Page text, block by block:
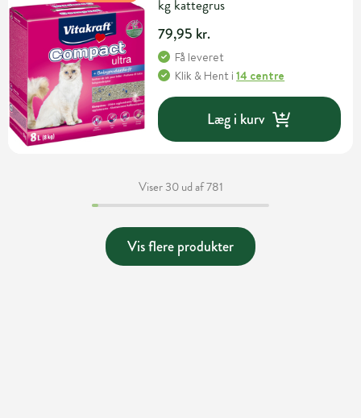
kg kattegrus
79,95 kr.
Få leveret
Klik & Hent i14 centre
Læg i kurv
Viser 30 ud af 781
Vis flere produkter